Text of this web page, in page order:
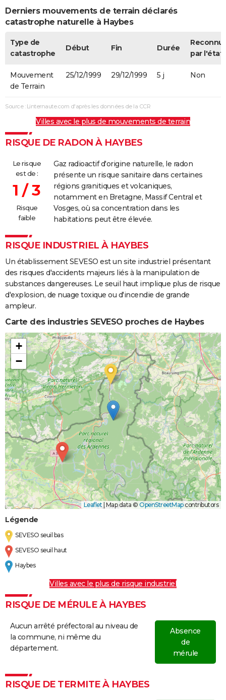
Derniers mouvements de terrain déclarés
catastrophe naturelle à Haybes
Type de
catastrophe
Début Fin Durée
par l'état
Mouvement
de Terrain
25/12/1999 29/12/1999 5 j Non
Source : Linternaute.com d'après les données de la CCR
Villes avec le plus de mouvements de terrain
RISQUE DE RADON À HAYBES
Le risque
est de :
1 / 3
Risque
faible
Gaz radioactif d'origine naturelle, le radon
présente un risque sanitaire dans certaines
régions granitiques et volcaniques,
notamment en Bretagne, Massif Central et
Vosges, où sa concentration dans les
habitations peut être élevée.
RISQUE INDUSTRIEL À HAYBES
Un établissement SEVESO est un site industriel présentant
des risques d'accidents majeurs liés à la manipulation de
substances dangereuses. Le seuil haut implique plus de risque
d'explosion, de nuage toxique ou d'incendie de grande
ampleur.
Carte des industries SEVESO proches de Haybes
+
−
Leaflet Map data © OpenStreetMapcontributors
Légende
SEVESO seuil bas
SEVESO seuil haut
Haybes
Villes avec le plus de risque industriel
RISQUE DE MÉRULE À HAYBES
Aucun arrêté préfectoral au niveau de
la commune, ni même du
département.
Absence
de
mérule
RISQUE DE TERMITE À HAYBES